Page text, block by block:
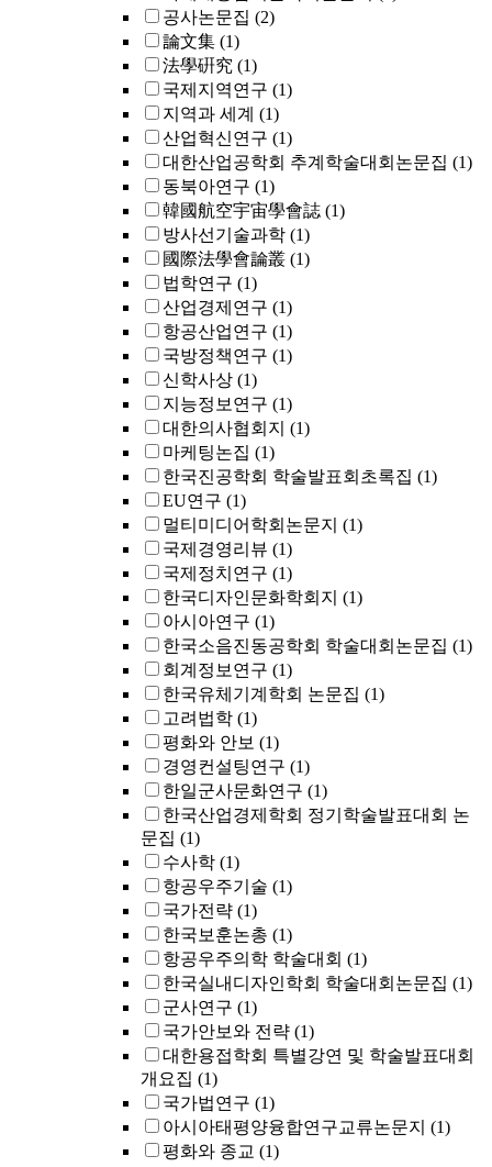
공사논문집 (2)
論文集 (1)
法學硏究 (1)
국제지역연구 (1)
지역과 세계 (1)
산업혁신연구 (1)
대한산업공학회 추계학술대회논문집 (1)
동북아연구 (1)
韓國航空宇宙學會誌 (1)
방사선기술과학 (1)
國際法學會論叢 (1)
법학연구 (1)
산업경제연구 (1)
항공산업연구 (1)
국방정책연구 (1)
신학사상 (1)
지능정보연구 (1)
대한의사협회지 (1)
마케팅논집 (1)
한국진공학회 학술발표회초록집 (1)
EU연구 (1)
멀티미디어학회논문지 (1)
국제경영리뷰 (1)
국제정치연구 (1)
한국디자인문화학회지 (1)
아시아연구 (1)
한국소음진동공학회 학술대회논문집 (1)
회계정보연구 (1)
한국유체기계학회 논문집 (1)
고려법학 (1)
평화와 안보 (1)
경영컨설팅연구 (1)
한일군사문화연구 (1)
한국산업경제학회 정기학술발표대회 논
문집 (1)
수사학 (1)
항공우주기술 (1)
국가전략 (1)
한국보훈논총 (1)
항공우주의학 학술대회 (1)
한국실내디자인학회 학술대회논문집 (1)
군사연구 (1)
국가안보와 전략 (1)
대한용접학회 특별강연 및 학술발표대회
개요집 (1)
국가법연구 (1)
아시아태평양융합연구교류논문지 (1)
평화와 종교 (1)